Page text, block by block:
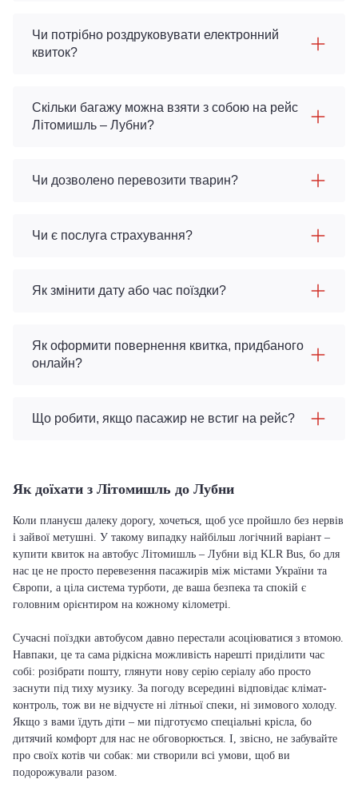
Чи потрібно роздруковувати електронний
квиток?
Скільки багажу можна взяти з собою на рейс
Літомишль – Лубни?
Чи дозволено перевозити тварин?
Чи є послуга страхування?
Як змінити дату або час поїздки?
Як оформити повернення квитка, придбаного
онлайн?
Що робити, якщо пасажир не встиг на рейс?
Як доїхати з Літомишль до Лубни
Коли плануєш далеку дорогу, хочеться, щоб усе пройшло без нервів
і зайвої метушні. У такому випадку найбільш логічний варіант –
купити квиток на автобус Літомишль – Лубни від KLR Bus, бо для
нас це не просто перевезення пасажирів між містами України та
Європи, а ціла система турботи, де ваша безпека та спокій є
головним орієнтиром на кожному кілометрі.
Сучасні поїздки автобусом давно перестали асоціюватися з втомою.
Навпаки, це та сама рідкісна можливість нарешті приділити час
собі: розібрати пошту, глянути нову серію серіалу або просто
заснути під тиху музику. За погоду всередині відповідає клімат-
контроль, тож ви не відчуєте ні літньої спеки, ні зимового холоду.
Якщо з вами їдуть діти – ми підготуємо спеціальні крісла, бо
дитячий комфорт для нас не обговорюється. І, звісно, не забувайте
про своїх котів чи собак: ми створили всі умови, щоб ви
подорожували разом.